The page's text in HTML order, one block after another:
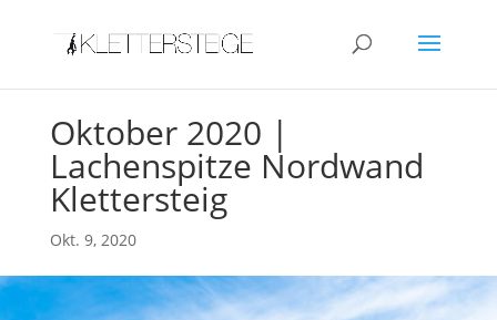
Oktober 2020 |
Lachenspitze Nordwand
Klettersteig
Okt. 9, 2020